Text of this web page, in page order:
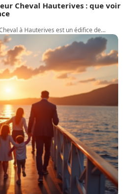
Cheval Hauterives : que voir
à Hauterives est un édifice de…